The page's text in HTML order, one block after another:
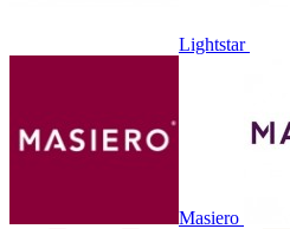
Lightstar
Masiero